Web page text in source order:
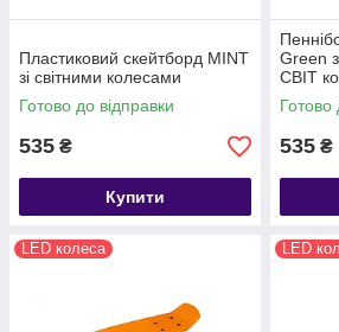
Пластиковий скейтборд MINT
зі світними колесами
Готово до відправки
535 ₴
Купити
Green
СВІТ
Готово
535 ₴
LED колеса LED